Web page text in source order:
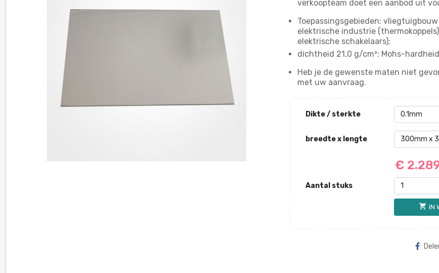
verkoopteam doet een aanbod uit
Toepassingsgebieden:
elektrische industrie
elektrische schakelaars);
dichtheid 21,0 g/cm³; Mohs-
Heb je de gewenste maten niet
met uw aanvraag.
Dikte / sterkte
breedte x lengte
€
Aantal stuks
shopping_cart IN